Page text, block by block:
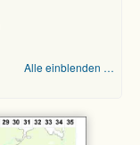
Alle einblenden …